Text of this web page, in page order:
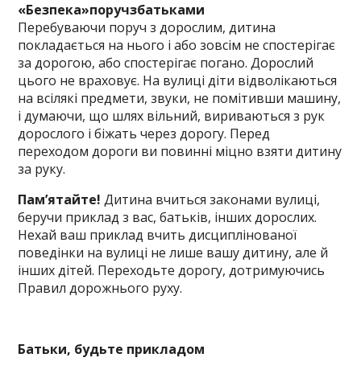
«Безпека»поручзбатьками
Перебуваючи поруч з дорослим, дитина
покладається на нього і або зовсім не спостерігає
за дорогою, або спостерігає погано. Дорослий
цього не враховує. На вулиці діти відволікаються
на всілякі предмети, звуки, не помітивши машину,
і думаючи, що шлях вільний, вириваються з рук
дорослого і біжать через дорогу. Перед
переходом дороги ви повинні міцно взяти дитину
за руку.
Пам’ятайте! Дитина вчиться законами вулиці,
беручи приклад з вас, батьків, інших дорослих.
Нехай ваш приклад вчить дисциплінованої
поведінки на вулиці не лише вашу дитину, але й
інших дітей. Переходьте дорогу, дотримуючись
Правил дорожнього руху.
Батьки, будьте прикладом